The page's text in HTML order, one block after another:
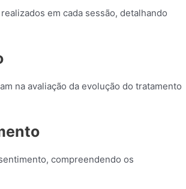
em cada sessão, detalhando
na avaliação da evolução do tratamento
compreendendo os